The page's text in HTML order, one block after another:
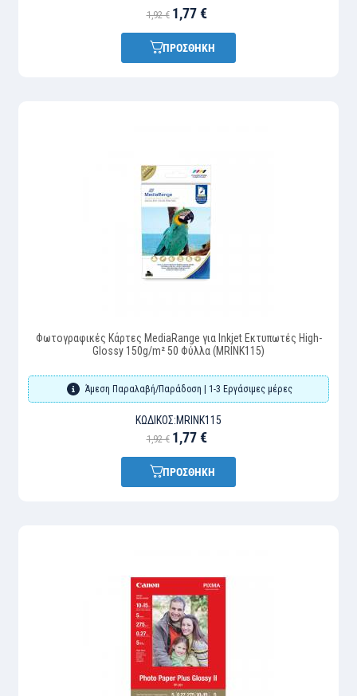
1,92 € 1,77 €
ΠΡΟΣΘΗΚΗ
Φωτογραφικές Κάρτες MediaRange για Inkjet Εκτυπωτές High-
Glossy 150g/m² 50 Φύλλα (MRINK115)
Άμεση Παραλαβή/Παράδοση | 1-3 Εργάσιμες μέρες
ΚΩΔΙΚΌΣ:MRINK115
1,92 € 1,77 €
ΠΡΟΣΘΗΚΗ